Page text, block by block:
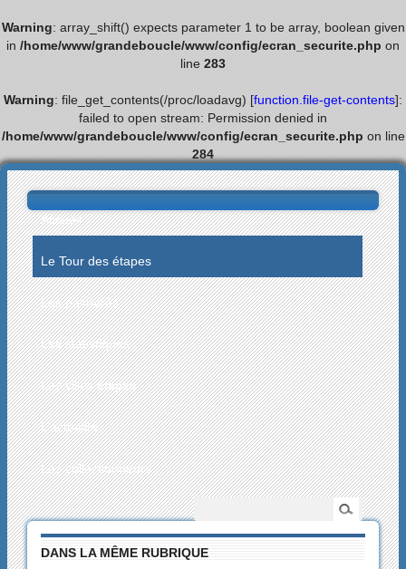
Warning: array_shift() expects parameter 1 to be array, boolean given
in /home/www/grandeboucle/www/config/ecran_securite.php on
line 283
Warning: file_get_contents(/proc/loadavg) [function.file-get-contents]:
failed to open stream: Permission denied in
/home/www/grandeboucle/www/config/ecran_securite.php on line
284
Accueil
Le Tour des étapes
Les palmarès
Les statistiques
Les villes étapes
L’actualité
Les collectionneurs
DANS LA MÊME RUBRIQUE